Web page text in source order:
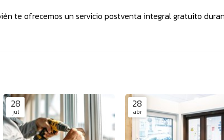
te ofrecemos un servicio postventa integral gratuito
28
jul
28
abr